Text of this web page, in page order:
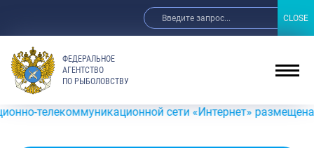
ФЕДЕРАЛЬНОЕ
АГЕНТСТВО
ПО РЫБОЛОВСТВУ
сети «Интернет» размещена
CLOSE
CLOSE